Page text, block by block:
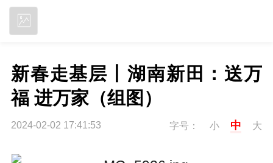
新春走基层丨湖南新田：送万
福 进万家（组图）
2024-02-02 17:41:53 字号： 小 中 大